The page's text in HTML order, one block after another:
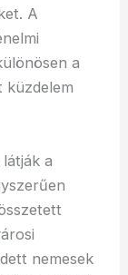
A
a
küzdelem
a
nemesek